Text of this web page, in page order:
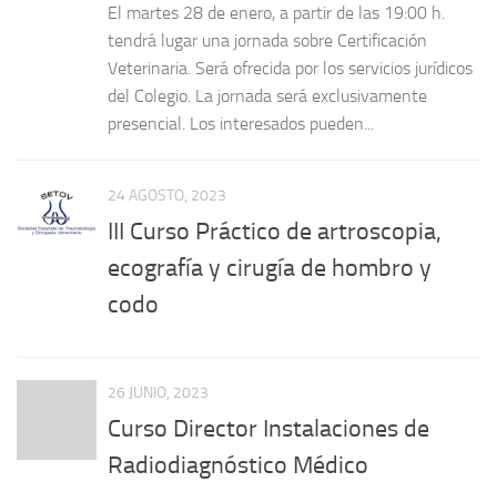
El martes 28 de enero, a partir de las 19:00 h.
tendrá lugar una jornada sobre Certificación
Veterinaria. Será ofrecida por los servicios jurídicos
del Colegio. La jornada será exclusivamente
presencial. Los interesados pueden...
24 AGOSTO, 2023
III Curso Práctico de artroscopia,
ecografía y cirugía de hombro y
codo
26 JUNIO, 2023
Curso Director Instalaciones de
Radiodiagnóstico Médico